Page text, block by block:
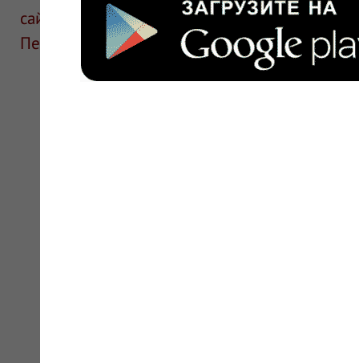
сайте для ознакомления и не является
Перед применением необходима